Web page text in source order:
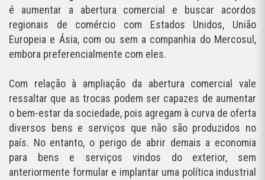
é aumentar a abertura comercial e buscar acordos
regionais de comércio com Estados Unidos, União
Europeia e Ásia, com ou sem a companhia do Mercosul,
embora preferencialmente com eles.
Com relação à ampliação da abertura comercial vale
ressaltar que as trocas podem ser capazes de aumentar
o bem-estar da sociedade, pois agregam à curva de oferta
diversos bens e serviços que não são produzidos no
país. No entanto, o perigo de abrir demais a economia
para bens e serviços vindos do exterior, sem
anteriormente formular e implantar uma política industrial